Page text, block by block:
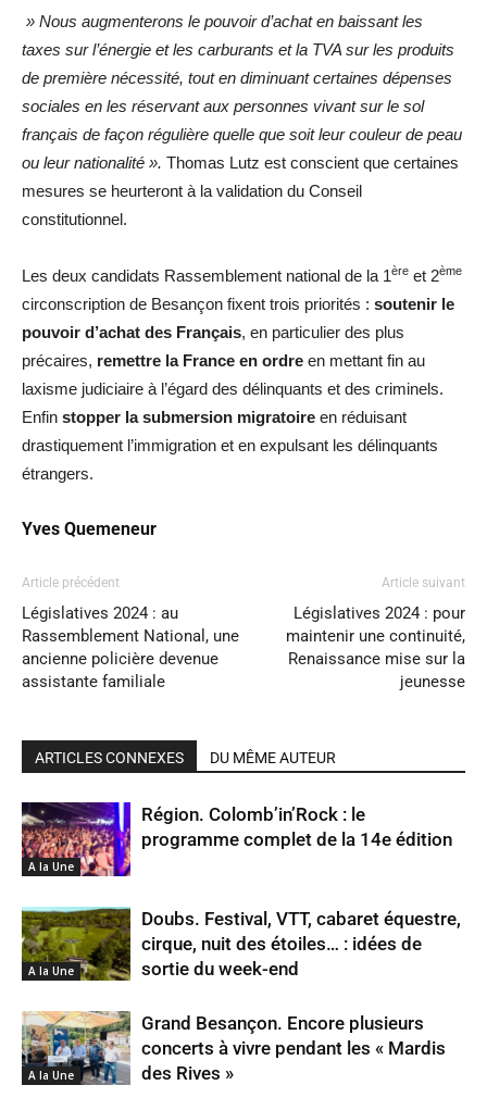
» Nous augmenterons le pouvoir d’achat en baissant les
taxes sur l’énergie et les carburants et la TVA sur les produits
de première nécessité, tout en diminuant certaines dépenses
sociales en les réservant aux personnes vivant sur le sol
français de façon régulière quelle que soit leur couleur de peau
ou leur nationalité ». Thomas Lutz est conscient que certaines
mesures se heurteront à la validation du Conseil
constitutionnel.
Les deux candidats Rassemblement national de la 1ère et 2ème
circonscription de Besançon fixent trois priorités : soutenir le
pouvoir d’achat des Français, en particulier des plus
précaires, remettre la France en ordre en mettant fin au
laxisme judiciaire à l’égard des délinquants et des criminels.
Enfin stopper la submersion migratoire en réduisant
drastiquement l’immigration et en expulsant les délinquants
étrangers.
Yves Quemeneur
Article précédent
Législatives 2024 : au
Rassemblement National, une
ancienne policière devenue
assistante familiale
Article suivant
Législatives 2024 : pour
maintenir une continuité,
Renaissance mise sur la
jeunesse
ARTICLES CONNEXES DU MÊME AUTEUR
A la Une
Région. Colomb’in’Rock : le
programme complet de la 14e édition
A la Une
Doubs. Festival, VTT, cabaret équestre,
cirque, nuit des étoiles… : idées de
sortie du week-end
A la Une
Grand Besançon. Encore plusieurs
concerts à vivre pendant les « Mardis
des Rives »